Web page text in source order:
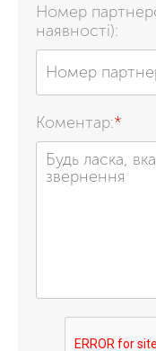
Номер
наявності):
Коментар:*